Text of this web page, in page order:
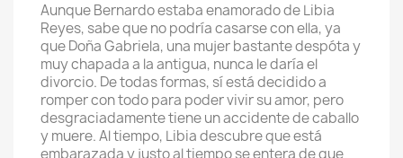
Aunque Bernardo estaba enamorado de Libia
Reyes, sabe que no podría casarse con ella, ya
que Doña Gabriela, una mujer bastante despóta y
muy chapada a la antigua, nunca le daría el
divorcio. De todas formas, sí está decidido a
romper con todo para poder vivir su amor, pero
desgraciadamente tiene un accidente de caballo
y muere. Al tiempo, Libia descubre que está
embarazada y justo al tiempo se entera de que